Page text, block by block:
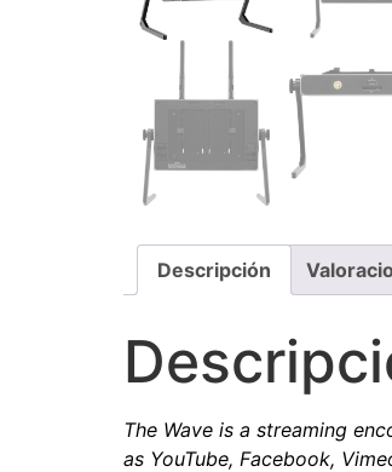
Descripción
The Wave is a streaming
as YouTube, Facebook,